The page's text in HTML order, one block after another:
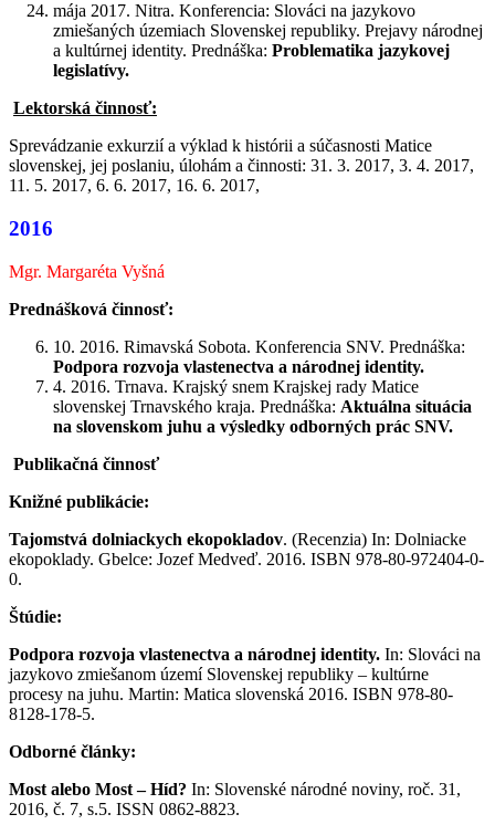
mája 2017. Nitra. Konferencia: Slováci na jazykovo
zmiešaných územiach Slovenskej republiky. Prejavy národnej
a kultúrnej identity. Prednáška: Problematika jazykovej
legislatívy.
Lektorská činnosť:
Sprevádzanie exkurzií a výklad k histórii a súčasnosti Matice
slovenskej, jej poslaniu, úlohám a činnosti: 31. 3. 2017, 3. 4. 2017,
11. 5. 2017, 6. 6. 2017, 16. 6. 2017,
2016
Mgr. Margaréta Vyšná
Prednášková činnosť:
10. 2016. Rimavská Sobota. Konferencia SNV. Prednáška:
Podpora rozvoja vlastenectva a národnej identity.
4. 2016. Trnava. Krajský snem Krajskej rady Matice
slovenskej Trnavského kraja. Prednáška: Aktuálna situácia
na slovenskom juhu a výsledky odborných prác SNV.
Publikačná činnosť
Knižné publikácie:
Tajomstvá dolniackych ekopokladov. (Recenzia) In: Dolniacke
ekopoklady. Gbelce: Jozef Medveď. 2016. ISBN 978-80-972404-0-
0.
Štúdie:
Podpora rozvoja vlastenectva a národnej identity. In: Slováci na
jazykovo zmiešanom území Slovenskej republiky – kultúrne
procesy na juhu. Martin: Matica slovenská 2016. ISBN 978-80-
8128-178-5.
Odborné články:
Most alebo Most – Híd? In: Slovenské národné noviny, roč. 31,
2016, č. 7, s.5. ISSN 0862-8823.